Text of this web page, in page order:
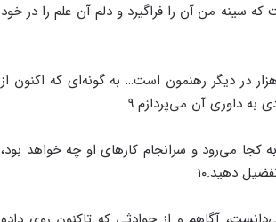
سینه من آن را فراگیرد و دلم آن علم را در خود
در دیگر رهنمون است… به گونه‌ای که اکنون از
به داوری آن می‌پردازم.۹
کجا می‌رود و سرانجام کارهای او چه خواهد بود،
دهید.۱۰